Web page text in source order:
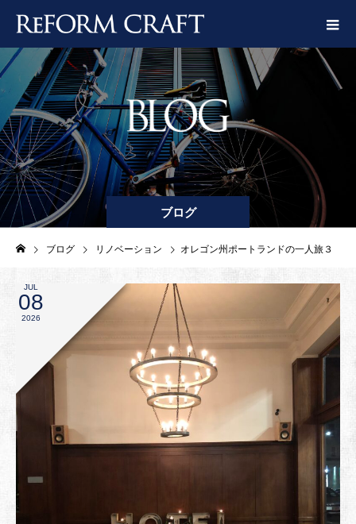
ブログ
ブログ リノベーション オレゴン州ポートランドの一人旅３
JUL
08
2026